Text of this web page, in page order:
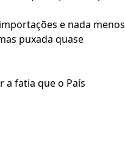
e nada menos
puxada quase
a fatia que o País